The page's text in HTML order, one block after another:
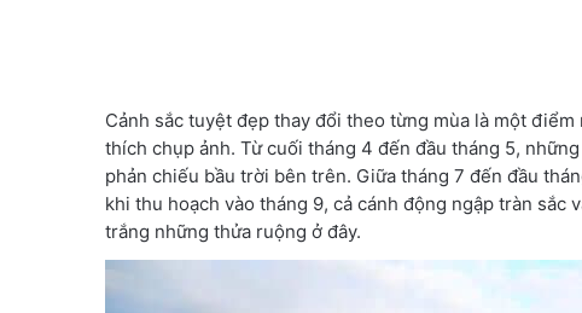
Cảnh sắc tuyệt đẹp thay đổi theo từng mùa là một
thích chụp ảnh. Từ cuối tháng 4 đến đầu tháng 5,
phản chiếu bầu trời bên trên. Giữa tháng 7 đến đầu
khi thu hoạch vào tháng 9, cả cánh động ngập tràn
trắng những thửa ruộng ở đây.